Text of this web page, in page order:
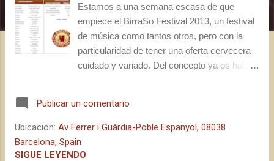
Estamos a una semana escasa de que
empiece el BirraSo Festival 2013, un festival
de música como tantos otros, pero con la
particularidad de tener una oferta cervecera
cuidado y variado. Del concepto ya os hablé
sábado), quería presentaros un cuadro
resumen de los grupos y las cervezas
presentes, para goce y disfrute de los
asistentes. 2 días, 10 grupos, 22 cervezas:
Publicar un comentario
Ubicación: Av Ferrer i Guàrdia-Poble Espanyol, 08038
Barcelona, Spain
SIGUE LEYENDO